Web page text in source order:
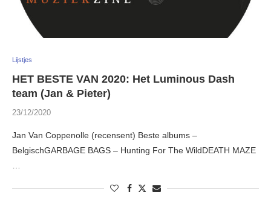
Lijstjes
HET BESTE VAN 2020: Het Luminous Dash
team (Jan & Pieter)
23/12/2020
Jan Van Coppenolle (recensent) Beste albums –
BelgischGARBAGE BAGS – Hunting For The WildDEATH MAZE
…